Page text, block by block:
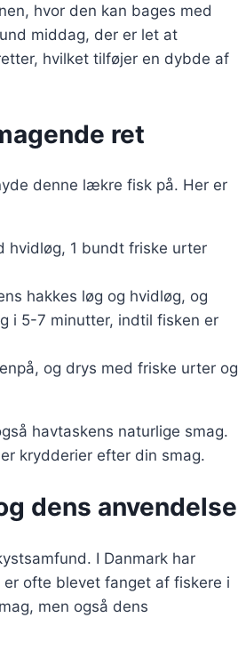
hvor den kan bages med
middag, der er let at
hvilket tilføjer en dybde af
ret
denne lækre fisk på. Her er
hvidløg, 1 bundt friske urter
hakkes løg og hvidløg, og
i 5-7 minutter, indtil fisken er
og drys med friske urter og
havtaskens naturlige smag.
krydderier efter din smag.
dens anvendelse
I Danmark har
ofte blevet fanget af fiskere i
men også dens